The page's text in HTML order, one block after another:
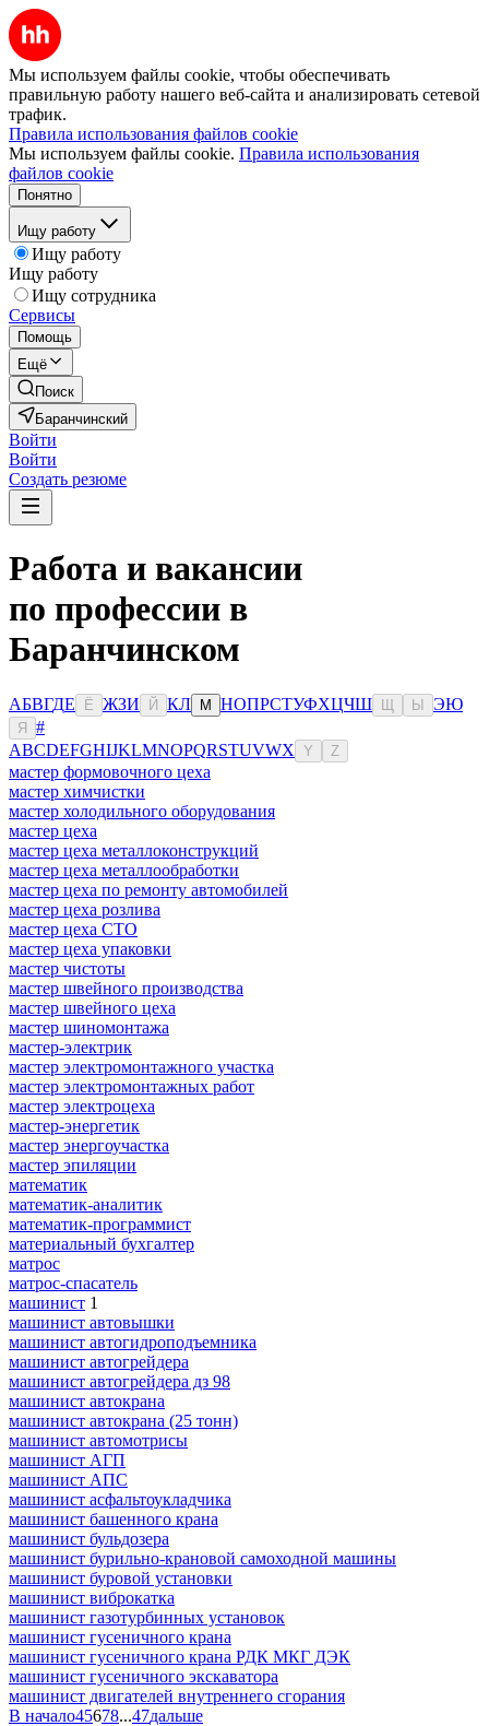
Мы используем файлы cookie, чтобы обеспечивать
правильную работу нашего веб-сайта и анализировать сетевой
трафик.
Правила использования файлов cookie
Мы используем файлы cookie. Правила использования
файлов cookie
Понятно
Ищу работу
Ищу работу
Ищу работу
Ищу сотрудника
Сервисы
Помощь
Ещё
Поиск
Баранчинский
Войти
Войти
Создать резюме
Работа и вакансии
по профессии в
Баранчинском
АБВГДЕ Ё ЖЗИ Й КЛ М НОПРСТУФХЦЧШ Ы ЭЮ
Я
#
ABCDEFGHIJKLMNOPQRSTUVWX Y Z
мастер формовочного цеха
мастер химчистки
мастер холодильного оборудования
мастер цеха
мастер цеха металлоконструкций
мастер цеха металлообработки
мастер цеха по ремонту автомобилей
мастер цеха розлива
мастер цеха СТО
мастер цеха упаковки
мастер чистоты
мастер швейного производства
мастер швейного цеха
мастер шиномонтажа
мастер-электрик
мастер электромонтажного участка
мастер электромонтажных работ
мастер электроцеха
мастер-энергетик
мастер энергоучастка
мастер эпиляции
математик
математик-аналитик
математик-программист
материальный бухгалтер
матрос
матрос-спасатель
машинист 1
машинист автовышки
машинист автогидроподъемника
машинист автогрейдера
машинист автогрейдера дз 98
машинист автокрана
машинист автокрана (25 тонн)
машинист автомотрисы
машинист АГП
машинист АПС
машинист асфальтоукладчика
машинист башенного крана
машинист бульдозера
машинист бурильно-крановой самоходной машины
машинист буровой установки
машинист виброкатка
машинист газотурбинных установок
машинист гусеничного крана
машинист гусеничного крана РДК МКГ ДЭК
машинист гусеничного экскаватора
машинист двигателей внутреннего сгорания
В начало45678...47дальше